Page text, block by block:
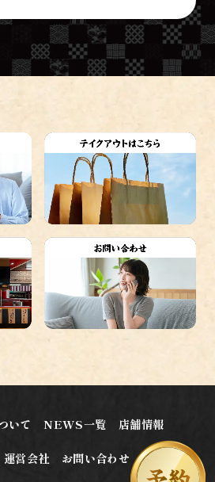
いて NEWS一覧 店舗情報
運営会社 お問い合わせ